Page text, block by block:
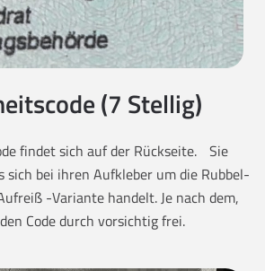
(7 Stellig)
findet sich auf der Rückseite. Sie
sich bei ihren Aufkleber um die Rubbel-
-Variante handelt. Je nach dem,
Code durch vorsichtig frei.